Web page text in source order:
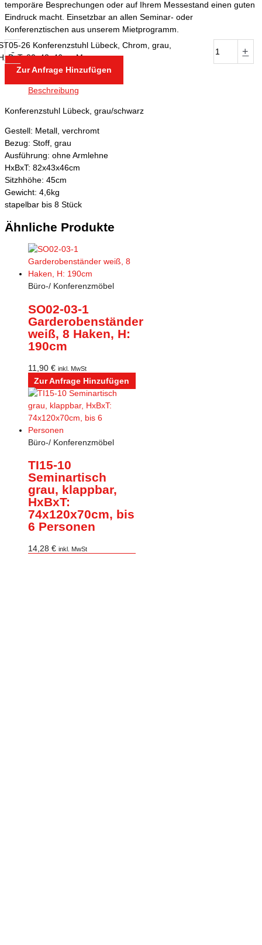
temporäre Besprechungen oder auf Ihrem Messestand einen guten
Eindruck macht. Einsetzbar an allen Seminar- oder
Konferenztischen aus unserem Mietprogramm.
-
26 Konferenzstuhl Lübeck, Chrom, grau,
82x43x46cm Menge
+
Zur Anfrage Hinzufügen
Beschreibung
Konferenzstuhl Lübeck, grau/schwarz
Gestell: Metall, verchromt
Bezug: Stoff, grau
Ausführung: ohne Armlehne
HxBxT: 82x43x46cm
Sitzhhöhe: 45cm
Gewicht: 4,6kg
stapelbar bis 8 Stück
Ähnliche Produkte
Büro-/ Konferenzmöbel
SO02-03-1
Garderobenständer
weiß, 8 Haken, H:
190cm
11,90 € inkl. MwSt
Zur Anfrage Hinzufügen
Büro-/ Konferenzmöbel
TI15-10
Seminartisch
grau, klappbar,
HxBxT:
74x120x70cm, bis
6 Personen
14,28 € inkl. MwSt